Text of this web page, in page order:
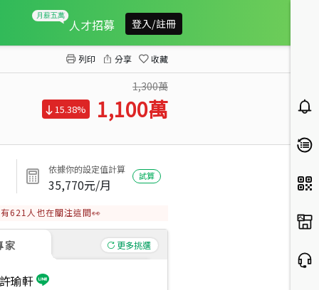
人才招募 登入/註冊
列印 分享 收藏
1,300萬
15.38% 1,100萬
依據你的設定值計算
35,770元/月
試算
有621 人也在關注這間👀
家 更多挑選
許瑜軒